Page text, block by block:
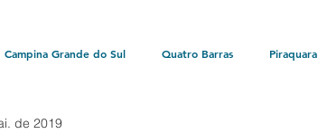
Campina Grande do Sul Quatro Barras Piraquara
Litoralde 2019